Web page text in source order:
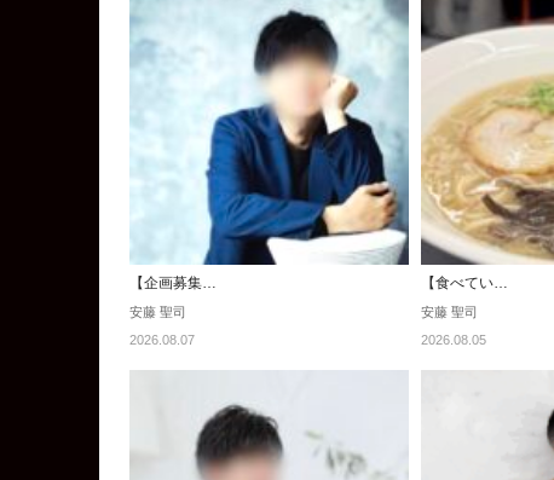
【企画募集…
安藤 聖司
2026.08.07
【食べてい…
安藤 聖司
2026.08.05